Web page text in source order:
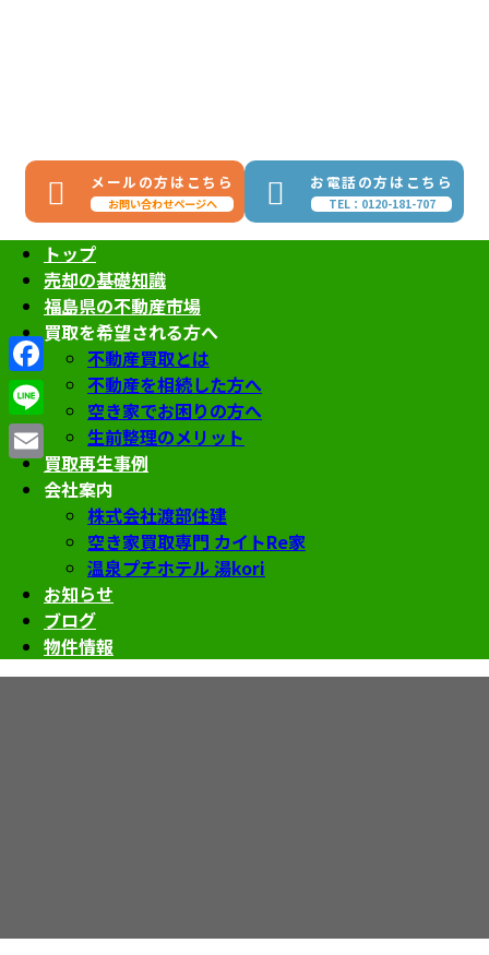
プ
動
メールの方はこちら
お問い合わせページへ
お電話の方はこちら
TEL：0120-181-707
トップ
売却の基礎知識
福島県の不動産市場
買取を希望される方へ
不動産買取とは
不動産を相続した方へ
空き家でお困りの方へ
生前整理のメリット
買取再生事例
会社案内
株式会社渡部住建
空き家買取専門 カイトRe家
温泉プチホテル 湯kori
お知らせ
ブログ
物件情報
Facebook
Line
Email